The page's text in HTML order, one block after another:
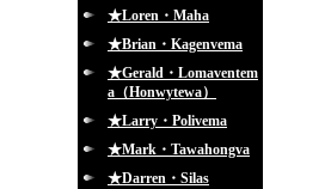
★Loren・Maha
★Brian・Kagenvema
★Gerald・Lomaventem
a（Honwytewa）
★Larry・Polivema
★Mark・Tawahongva
★Darren・Silas